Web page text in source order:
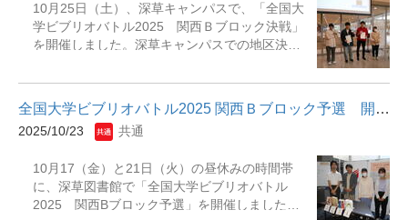
料を追加しますので、ぜひご活用ください。 期
間：【前期】2025年10月27日～2025年11月24
日 【後期】2025年11月25日～2026年
ト横 展示コーナー 【主な展示資料】・卒論を書
こう : テーマ探しからスタイルまで・卒業論
文・修士論文作成の要点整理実践マニュアル・
レポート・論文の書き方入門・日本史論文の書
文の書き方 : 卒業論文や修士論文を書くため
に・ガイドブック日本語史調査法・プロジェク
トとしての論文執筆 : 修士論文・博士論文の執
10月25日（土）、深草キャンパスで、「全国大
学ビブリオバトル2025 関西Ｂブロック決戦」
を開催しました。深草キャンパスでの地区決戦
区決戦の出場大学は3大学（龍谷大学、大阪電気
通信大学、芸術文化観光専門職大学）で、スチ
ューデントコモンズ内のアクティビティホール
で、4名による熱いバトルが繰り広げられまし
ラリ―サポーターの2名（文学部2年 浜田和佳
奈さん、文学部1年 藤田理沙さん）の学生が担
いました。 地区決戦のチャンプ本獲得者は、11
全国大学ビブリオバトル2025 関西Ｂブロック予選 開催報告
2025/10/23 共通
10月17（金）と21日（火）の昼休みの時間帯
に、深草図書館で「全国大学ビブリオバトル
2025 関西Bブロック予選」を開催しました。